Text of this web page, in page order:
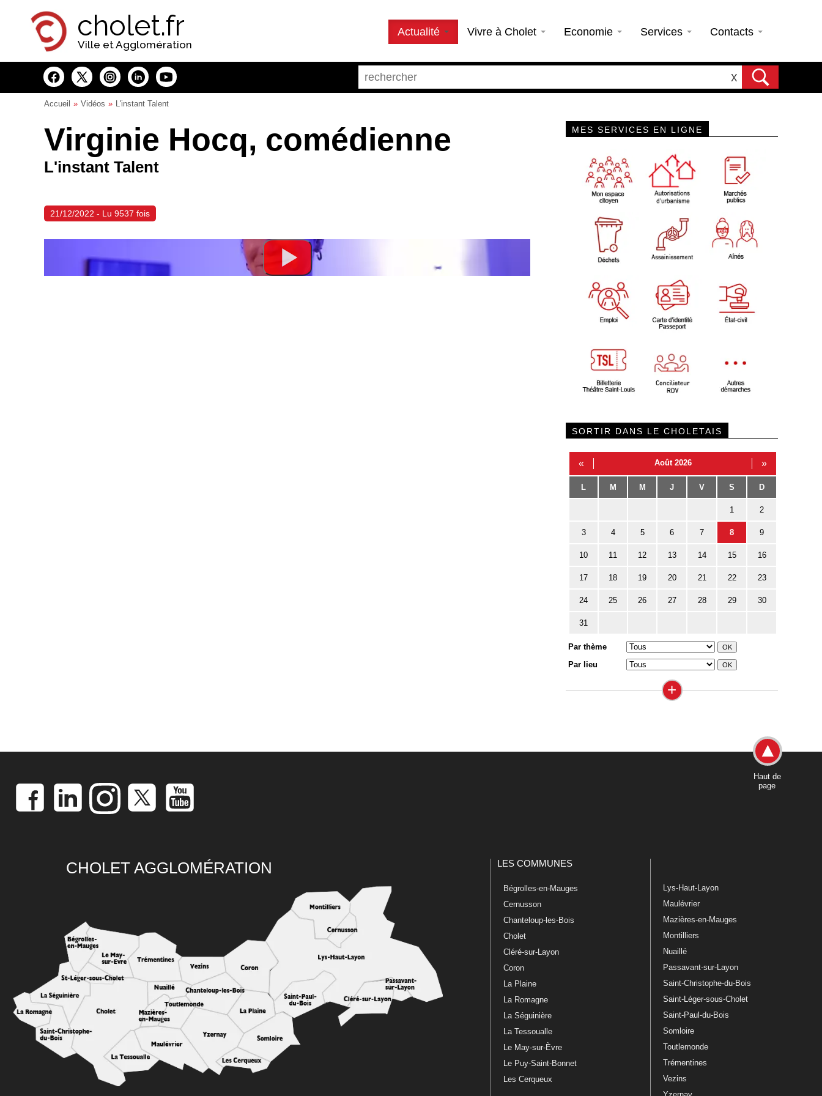
cholet.fr
Ville et Agglomération
Actualité Vivre à Cholet Economie Services Contacts
X
Accueil Vidéos L'instant Talent
Virginie Hocq, comédienne
L'instant Talent
21/12/2022 - Lu 9537 fois
MES SERVICES EN LIGNE
SORTIR DANS LE CHOLETAIS
« Août 2026 »
L M M J V S D
1 2
3 4 5 6 7 8 9
10 11 12 13 14 15 16
17 18 19 20 21 22 23
24 25 26 27 28 29 30
31
Par thème
Par lieu
+
Haut de
page
CHOLET AGGLOMÉRATION LES COMMUNES
Bégrolles-en-Mauges
Cernusson
Chanteloup-les-Bois
Cholet
Cléré-sur-Layon
Coron
La Plaine
La Romagne
La Séguinière
La Tessoualle
Le May-sur-Èvre
Le Puy-Saint-Bonnet
Les Cerqueux
Lys-Haut-Layon
Maulévrier
Mazières-en-Mauges
Montilliers
Nuaillé
Passavant-sur-Layon
Saint-Christophe-du-Bois
Saint-Léger-sous-Cholet
Saint-Paul-du-Bois
Somloire
Toutlemonde
Trémentines
Vezins